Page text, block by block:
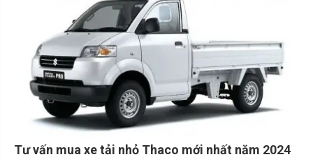
Tư vấn mua xe tải nhỏ Thaco mới nhất năm 2024